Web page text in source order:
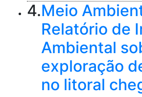
4.Meio
Relatório de
Ambiental
exploração
no litoral